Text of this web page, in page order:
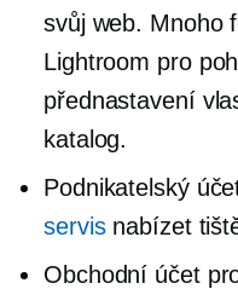
svůj web. Mnoho
Lightroom pro
přednastavení
katalog.
Podnikatelský
servisnabízet
Obchodní účet